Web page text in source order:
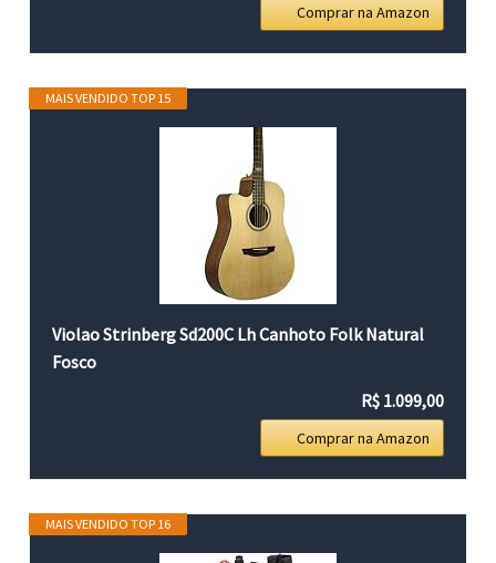
Comprar na Amazon
MAIS VENDIDO TOP 15
Violao Strinberg Sd200C Lh Canhoto Folk Natural
Fosco
R$ 1.099,00
Comprar na Amazon
MAIS VENDIDO TOP 16